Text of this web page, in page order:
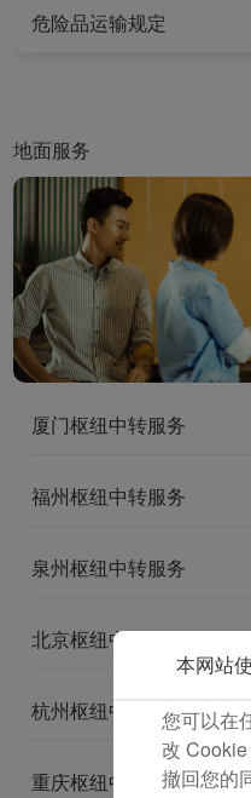
危险品运输规定
地面服务
厦门枢纽中转服务
福州枢纽中转服务
泉州枢纽中转服务
北京枢纽中转服务
杭州枢纽中转服务
重庆枢纽中转服务
本网站
保我们的
并为您
验。 使
和分析型
在您的浏
在您的
使用营销
化我们广
Cookie，
与您的兴
放置所有
点击“拒
您可以在
改
撤回您的